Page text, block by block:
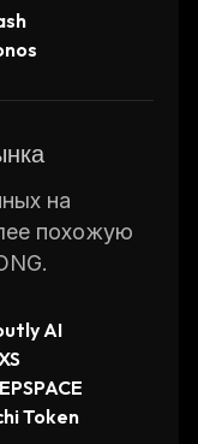
на
похожую
AI
Token